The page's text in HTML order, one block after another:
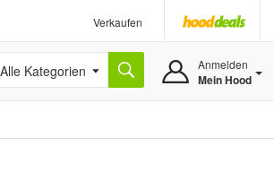
Verkaufen
Alle Kategorien Anmelden
Mein Hood